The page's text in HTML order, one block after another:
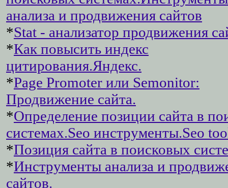
анализа и продвижения сайтов
*Stat - анализатор продвижения
*Как повысить индекс
цитирования.Яндекс.
*Page Promoter или Semonitor:
Продвижение сайта.
*Определение позиции сайта в
системах.Seo инструменты.Seo
*Позиция сайта в поисковых
*Инструменты анализа и
сайтов.